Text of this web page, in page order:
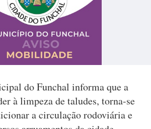
do Funchal informa que a
à limpeza de taludes, torna-se
a circulação rodoviária e